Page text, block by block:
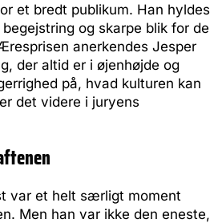
et bredt publikum. Han hyldes
og skarpe blik for de
anerkendes Jesper
der altid er i øjenhøjde og
på, hvad kulturen kan
det videre i juryens
var et helt særligt moment
Men han var ikke den eneste,